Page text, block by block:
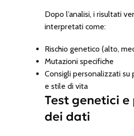
Dopo l’analisi, i risultati
interpretati come:
Rischio genetico (alto,
Mutazioni specifiche
Consigli personalizzati su
e stile di vita
Test genetici
dei dati